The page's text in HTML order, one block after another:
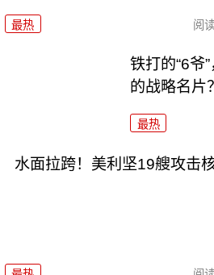
最热 阅
铁打的“6爷
的战略名片？
最热
水面拉跨！美利坚19艘攻击